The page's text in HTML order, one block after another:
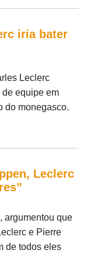
iria bater
Leclerc
de equipe em
do monegasco.
Leclerc
argumentou que
e Pierre
de todos eles